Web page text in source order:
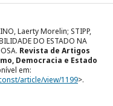
Laerty Morelin; STIPP,
DO ESTADO NA
Revista de Artigos
Democracia e Estado
em:
article/view/1199>.